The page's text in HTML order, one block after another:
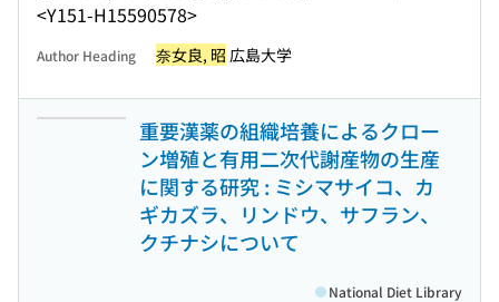
<Y151-H15590578>
Author Heading 奈女良, 昭 広島大学
重要漢薬の組織培養によるクロー
ン増殖と有用二次代謝産物の生産
に関する研究 : ミシマサイコ、カ
ギカズラ、リンドウ、サフラン、
クチナシについて
National Diet Library